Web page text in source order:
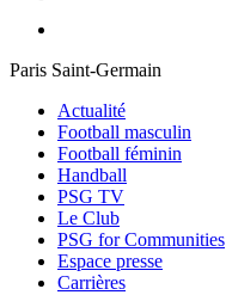
Paris Saint-Germain
Actualité
Football masculin
Football féminin
Handball
PSG TV
Le Club
PSG for Communities
Espace presse
Carrières